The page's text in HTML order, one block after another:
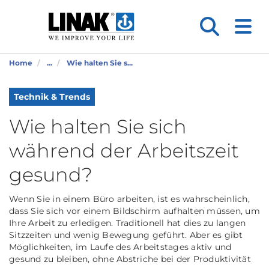
Home ... Wie halten Sie s...
Technik & Trends
Wie halten Sie sich
während der Arbeitszeit
gesund?
Wenn Sie in einem Büro arbeiten, ist es wahrscheinlich,
dass Sie sich vor einem Bildschirm aufhalten müssen, um
Ihre Arbeit zu erledigen. Traditionell hat dies zu langen
Sitzzeiten und wenig Bewegung geführt. Aber es gibt
Möglichkeiten, im Laufe des Arbeitstages aktiv und
gesund zu bleiben, ohne Abstriche bei der Produktivität